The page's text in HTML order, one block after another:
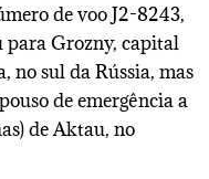
de voo J2-8243,
para Grozny, capital
no sul da Rússia, mas
de emergência a
de Aktau, no